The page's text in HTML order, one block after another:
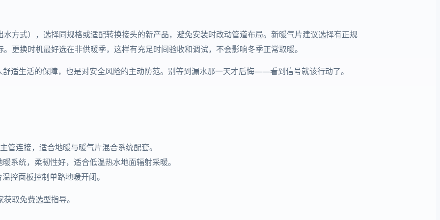
方式），选择同规格或适配转换接头的新产品，避免安装时改动管道布局。新暖气片建议选择有正规
更换时机最好选在非供暖季，这样有充足时间验收和调试，不会影响冬季正常取暖。
适生活的保障，也是对安全风险的主动防范。别等到漏水那一天才后悔——看到信号就该行动了。
管连接，适合地暖与暖气片混合系统配套。
系统，柔韧性好，适合低温热水地面辐射采暖。
控面板控制单路地暖开闭。
取免费选型指导。